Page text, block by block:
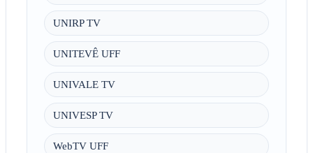
UNIRP TV
UNITEVÊ UFF
UNIVALE TV
UNIVESP TV
WebTV UFF